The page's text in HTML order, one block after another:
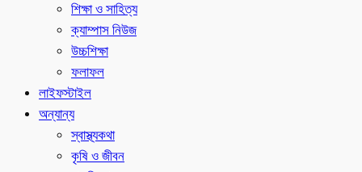
শিক্ষা ও সাহিত্য
ক্যাম্পাস নিউজ
উচ্চশিক্ষা
ফলাফল
লাইফস্টাইল
অন্যান্য
স্বাস্থ্যকথা
কৃষি ও জীবন